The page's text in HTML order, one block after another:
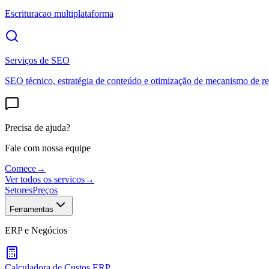
Escrituracao multiplataforma
Serviços de SEO
SEO técnico, estratégia de conteúdo e otimização de mecanismo de
Precisa de ajuda?
Fale com nossa equipe
Comece→
Ver todos os servicos→
SetoresPreços
Ferramentas
ERP e Negócios